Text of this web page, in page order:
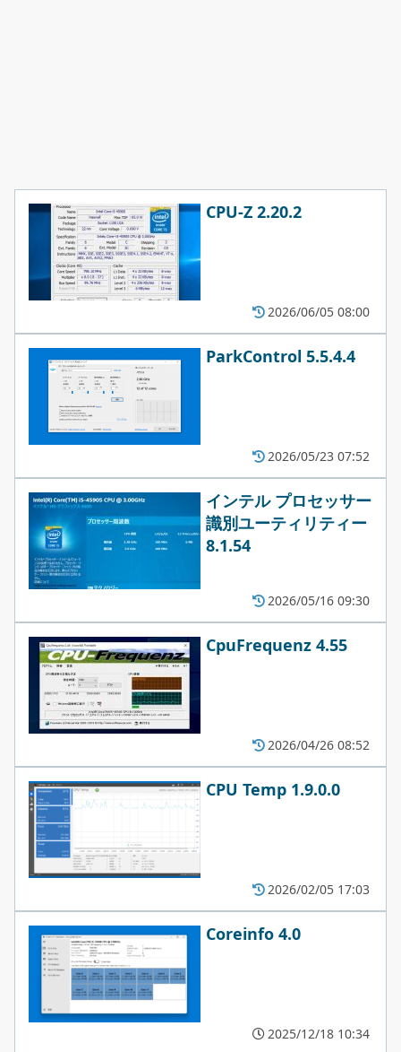
CPU-Z 2.20.2
2026/06/05 08:00
ParkControl 5.5.4.4
2026/05/23 07:52
インテル プロセッサー
識別ユーティリティー
8.1.54
2026/05/16 09:30
CpuFrequenz 4.55
2026/04/26 08:52
CPU Temp 1.9.0.0
2026/02/05 17:03
Coreinfo 4.0
2025/12/18 10:34